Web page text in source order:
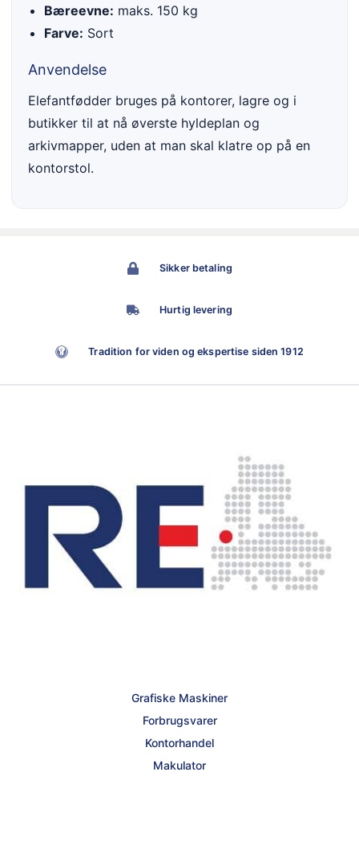
Bæreevne: maks. 150 kg
Farve: Sort
Anvendelse
Elefantfødder bruges på kontorer, lagre og i
butikker til at nå øverste hyldeplan og
arkivmapper, uden at man skal klatre op på en
kontorstol.
Sikker betaling
Hurtig levering
Tradition for viden og ekspertise siden 1912
Grafiske Maskiner
Forbrugsvarer
Kontorhandel
Makulator